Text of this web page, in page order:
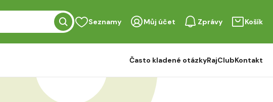
Seznamy Můj účet Zprávy Košík
Často kladené otázkyRajClubKontakt